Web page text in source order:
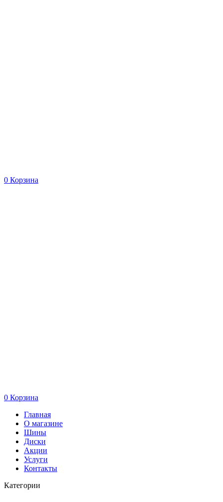
0 Корзина
0 Корзина
Главная
О магазине
Шины
Диски
Акции
Услуги
Контакты
Категории